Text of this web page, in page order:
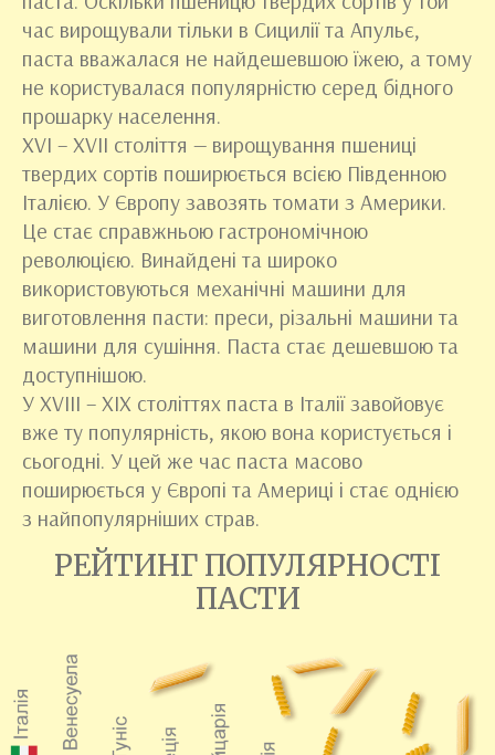
час вирощували тільки в Сицилії та Апульє,
паста вважалася не найдешевшою їжею, а тому
не користувалася популярністю серед бідного
прошарку населення.
ХVI – ХVII століття — вирощування пшениці
твердих сортів поширюється всією Південною
Італією. У Європу завозять томати з Америки.
Це стає справжньою гастрономічною
революцією. Винайдені та широко
використовуються механічні машини для
виготовлення пасти: преси, різальні машини та
машини для сушіння. Паста стає дешевшою та
доступнішою.
У XVIII – XIX століттях паста в Італії завойовує
вже ту популярність, якою вона користується і
сьогодні. У цей же час паста масово
поширюється у Європі та Америці і стає однією
з найпопулярніших страв.
РЕЙТИНГ ПОПУЛЯРНОСТІ
ПАСТИ